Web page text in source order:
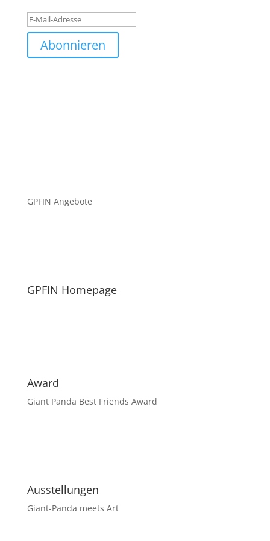
Abonnieren
GPFIN Angebote
GPFIN Homepage
Award
Giant Panda Best Friends Award
Ausstellungen
Giant-Panda meets Art